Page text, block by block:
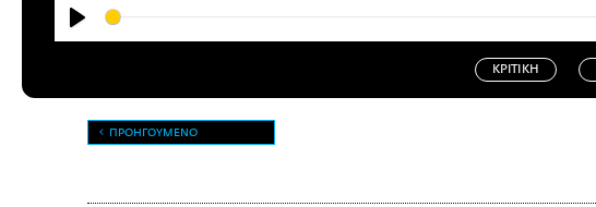
Play
ΚΡΙΤΙΚΗ
ΠΡΟΗΓΟΥΜΕΝΟ